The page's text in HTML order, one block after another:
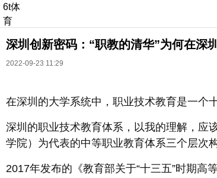
6t体
育
深圳创新密码：“职教的清华”为何在深
2022-09-23 11:29
在深圳的大学系统中，职业技术教育是一个
深圳的职业技术教育体系，以我的理解，应
学院）为代表的中等职业教育体系三个层次
2017年发布的《教育部关于“十三五”时期
长按识别二维码